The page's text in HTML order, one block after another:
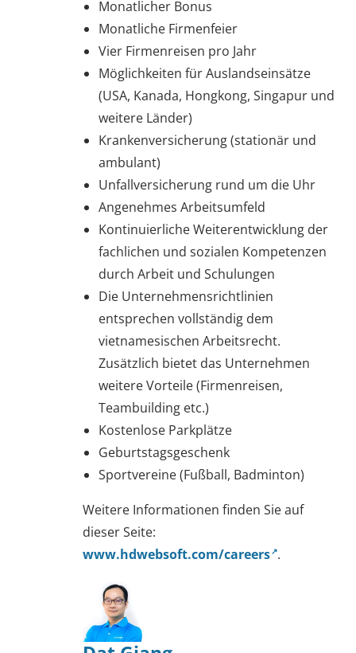
Monatlicher Bonus
Monatliche Firmenfeier
Vier Firmenreisen pro Jahr
Möglichkeiten für Auslandseinsätze
(USA, Kanada, Hongkong, Singapur und
weitere Länder)
Krankenversicherung (stationär und
ambulant)
Unfallversicherung rund um die Uhr
Angenehmes Arbeitsumfeld
Kontinuierliche Weiterentwicklung der
fachlichen und sozialen Kompetenzen
durch Arbeit und Schulungen
Die Unternehmensrichtlinien
entsprechen vollständig dem
vietnamesischen Arbeitsrecht.
Zusätzlich bietet das Unternehmen
weitere Vorteile (Firmenreisen,
Teambuilding etc.)
Kostenlose Parkplätze
Geburtstagsgeschenk
Sportvereine (Fußball, Badminton)
Weitere Informationen finden Sie auf
dieser Seite:
www.hdwebsoft.com/careers .